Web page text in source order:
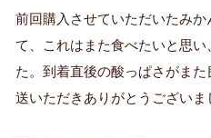
証
済
み
購
者
前回購入させていただいたみ
て、これはまた食べたいと思
た。到着直後の酸っぱさがま
送いただきありがとうございま